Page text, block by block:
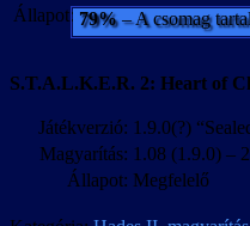
Állapot: 79%– A csomag
S.T.A.L.K.E.R. 2: Heart of
Játékverzió: 1.9.0(?)
Magyarítás: 1.08 (1.9.0) –
Állapot: Megfelelő